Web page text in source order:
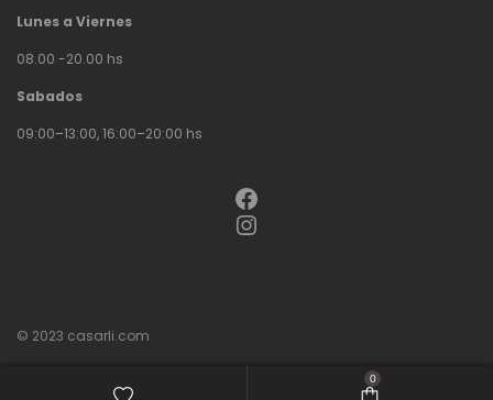
Lunes a Viernes
08.00 -20.00 hs
Sabados
09:00–13:00, 16:00–20:00 hs
Facebook
Instagram
© 2023 casarli.com
0